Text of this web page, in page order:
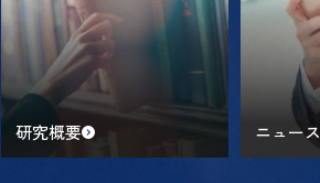
研究概要 ニュース